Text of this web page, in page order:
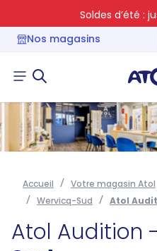
Soldes d’été :
Nos magasins
Accueil Votre magasin Atol
Wervicq-Sud
Atol
Atol Audition -